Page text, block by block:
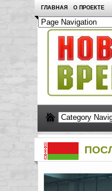
ГЛАВНАЯ О ПРОЕКТЕ